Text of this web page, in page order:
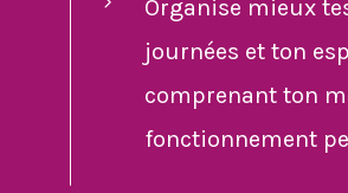
Organise mieux
journées et ton
comprenant ton
fonctionnement